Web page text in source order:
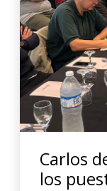
Carlos
los